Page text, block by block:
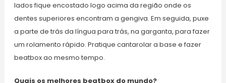
lados fique encostado logo acima da região onde os
dentes superiores encontram a gengiva. Em seguida, puxe
a parte de trás da língua para trás, na garganta, para fazer
um rolamento rápido. Pratique cantarolar a base e fazer
beatbox ao mesmo tempo.
Quais os melhores beatbox do mundo?